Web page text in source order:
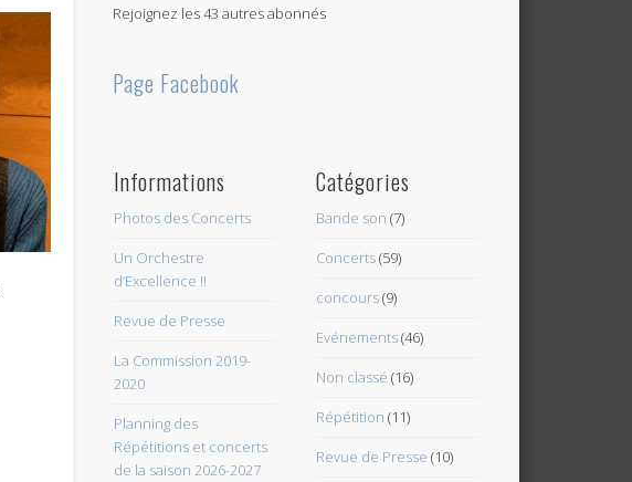
Rejoignez les 43 autres abonnés
Page Facebook
Informations
Photos des Concerts
Un Orchestre
d’Excellence !!
Revue de Presse
La Commission 2019-
2020
Planning des
Répétitions et concerts
de la saison 2026-2027
Catégories
Bande son (7)
Concerts(59)
concours(9)
Evénements(46)
Non classé (16)
Répétition (11)
Revue de Presse (10)